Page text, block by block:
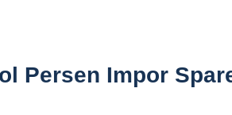
Persen Impor